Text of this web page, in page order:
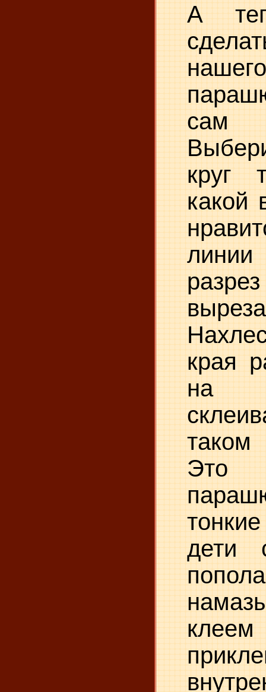
А
нашего
сам
круг
какой
края
на
таком
дети